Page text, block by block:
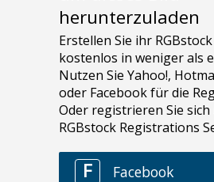
herunterzuladen